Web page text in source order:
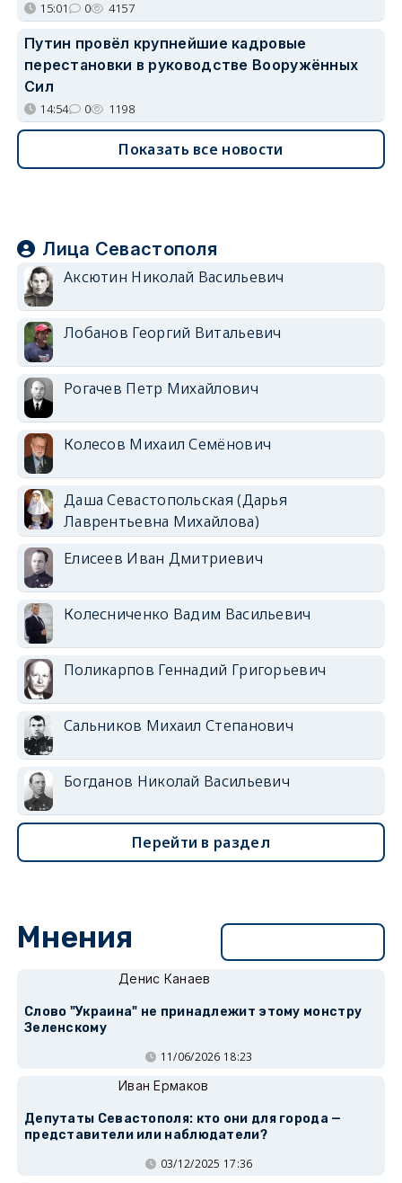
15:01 0 4157
Путин провёл крупнейшие кадровые
перестановки в руководстве Вооружённых
Сил
14:54 0 1198
Показать все новости
Лица Севастополя
Аксютин Николай Васильевич
Лобанов Георгий Витальевич
Рогачев Петр Михайлович
Колесов Михаил Семёнович
Даша Севастопольская (Дарья
Лаврентьевна Михайлова)
Елисеев Иван Дмитриевич
Колесниченко Вадим Васильевич
Поликарпов Геннадий Григорьевич
Сальников Михаил Степанович
Богданов Николай Васильевич
Перейти в раздел
Мнения
Денис Канаев
Слово "Украина" не принадлежит этому монстру
Зеленскому
11/06/2026 18:23
Иван Ермаков
Депутаты Севастополя: кто они для города —
представители или наблюдатели?
03/12/2025 17:36